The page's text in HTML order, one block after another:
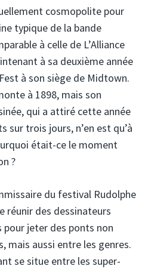
cosmopolite pour
typique de la bande
à celle de L’Alliance
à sa deuxième année
à son siège de Midtown.
à 1898, mais son
qui a attiré cette année
sur trois jours, n’en est qu’à
était-ce le moment
?
du festival Rudolphe
réunir des dessinateurs
pour jeter des ponts non
mais aussi entre les genres.
se situe entre les super-